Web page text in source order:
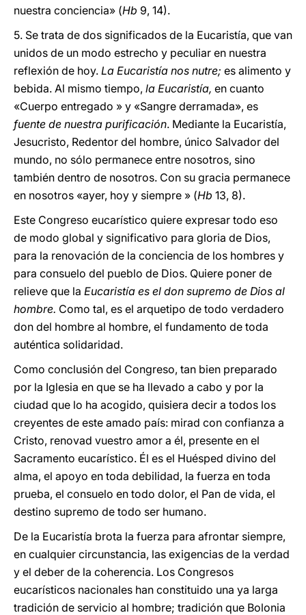
nuestra conciencia» (Hb 9, 14).
5. Se trata de dos significados de la Eucaristía, que van
unidos de un modo estrecho y peculiar en nuestra
reflexión de hoy. La Eucaristía nos nutre; es alimento y
bebida. Al mismo tiempo, la Eucaristía, en cuanto
«Cuerpo entregado » y «Sangre derramada», es
fuente de nuestra purificación. Mediante la Eucaristía,
Jesucristo, Redentor del hombre, único Salvador del
mundo, no sólo permanece entre nosotros, sino
también dentro de nosotros. Con su gracia permanece
en nosotros «ayer, hoy y siempre » (Hb 13, 8).
Este Congreso eucarístico quiere expresar todo eso
de modo global y significativo para gloria de Dios,
para la renovación de la conciencia de los hombres y
para consuelo del pueblo de Dios. Quiere poner de
relieve que la Eucaristía es el don supremo de Dios al
hombre. Como tal, es el arquetipo de todo verdadero
don del hombre al hombre, el fundamento de toda
auténtica solidaridad.
Como conclusión del Congreso, tan bien preparado
por la Iglesia en que se ha llevado a cabo y por la
ciudad que lo ha acogido, quisiera decir a todos los
creyentes de este amado país: mirad con confianza a
Cristo, renovad vuestro amor a él, presente en el
Sacramento eucarístico. Él es el Huésped divino del
alma, el apoyo en toda debilidad, la fuerza en toda
prueba, el consuelo en todo dolor, el Pan de vida, el
destino supremo de todo ser humano.
De la Eucaristía brota la fuerza para afrontar siempre,
en cualquier circunstancia, las exigencias de la verdad
y el deber de la coherencia. Los Congresos
eucarísticos nacionales han constituido una ya larga
tradición de servicio al hombre; tradición que Bolonia